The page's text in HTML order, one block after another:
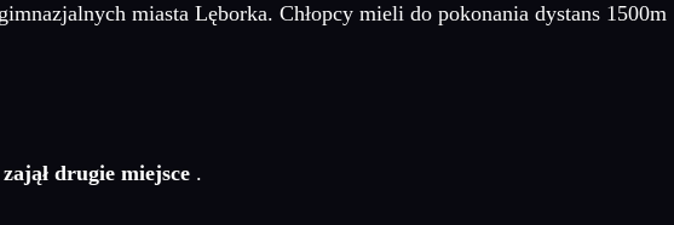
miasta Lęborka. Chłopcy mieli do pokonania dystans
drugie miejsce .